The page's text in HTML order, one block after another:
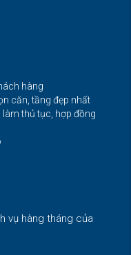
hàng
căn, tầng đẹp nhất
thủ tục, hợp đồng
vụ hàng tháng của